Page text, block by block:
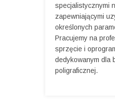
specjalistycznymi
zapewniającymi
określonych
Pracujemy na
sprzęcie i
dedykowanym dla
poligraficznej.